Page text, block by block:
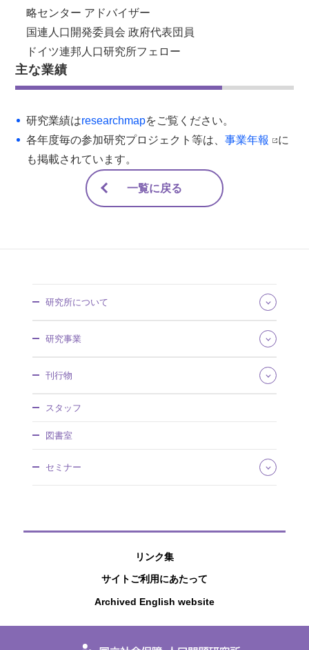
略センター アドバイザー
国連人口開発委員会 政府代表団員
ドイツ連邦人口研究所フェロー
主な業績
研究業績はresearchmapをご覧ください。
各年度毎の参加研究プロジェクト等は、事業年報
に
も掲載されています。
一覧に戻る
研究所について
組織・所掌
事業概要
沿革・歴史館
採用情報
調達情報
情報公開
社人研パンフレット
アクセスマップ
研究事業
将来推計人口・世帯数
社会保障費用統計
社会保障・人口問題基本調査
刊行物
調査研究報告資料
人口問題研究資料
所内研究報告
過去の刊行物
スタッフ
図書室
セミナー
リンク集
サイトご利用にあたって
Archived English website